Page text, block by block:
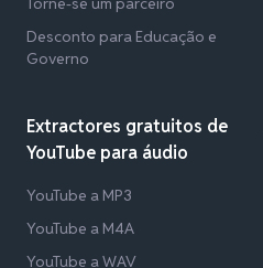
Desconto para Educação e
Governo
Extractores gratuitos de
YouTube para áudio
YouTube a MP3
YouTube a M4A
YouTube a WAV